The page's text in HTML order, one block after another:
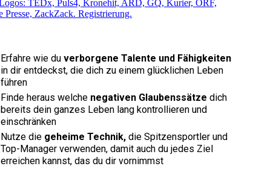
Erfahre wie du verborgene Talente und Fähigkeiten
in dir entdeckst, die dich zu einem glücklichen Leben
führen
Finde heraus welche negativen Glaubenssätze dich
bereits dein ganzes Leben lang kontrollieren und
einschränken
Nutze diegeheime Technik,die Spitzensportler und
Top-Manager verwenden, damit auch du jedes Ziel
erreichen kannst, das du dir vornimmst